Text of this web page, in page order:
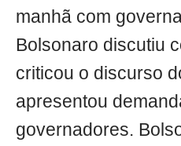
manhã com
Bolsonaro discutiu
criticou o discurso
apresentou
governadores.